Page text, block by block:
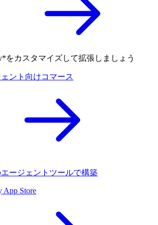
をカスタマイズして拡張しましょう
ント向けコマース
ージェントツールで構築
App Store